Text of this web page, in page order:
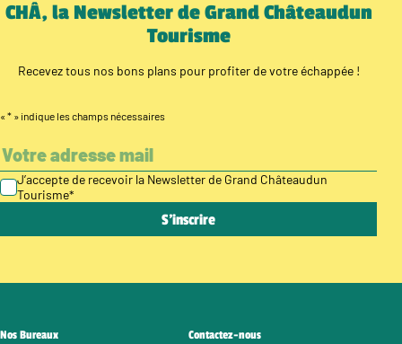
CHÂ, la Newsletter de Grand Châteaudun
Tourisme
Recevez tous nos bons plans pour profiter de votre échappée !
« * » indique les champs nécessaires
J’accepte de recevoir la Newsletter de Grand Châteaudun
Tourisme*
Nos Bureaux Contactez-nous